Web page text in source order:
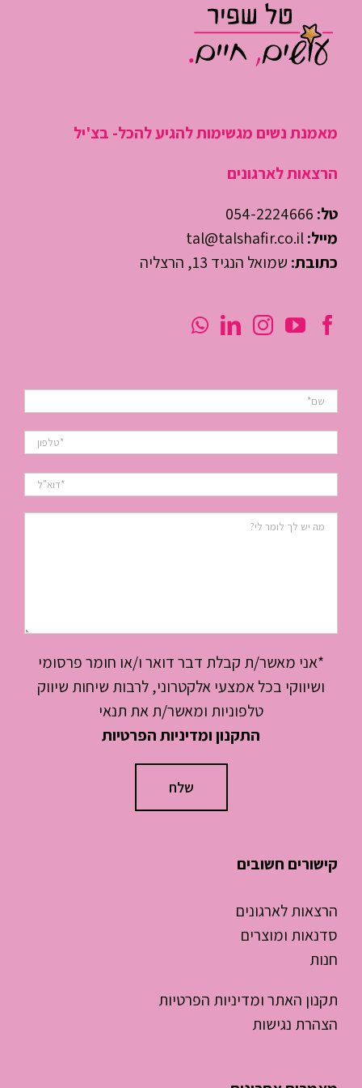
מאמנת נשים מגשימות להגיע להכל- בצ'יל
הרצאות לארגונים
טל: 054-2224666
מייל:tal@talshafir.co.il
כתובת: שמואל הנגיד 13, הרצליה
*אני מאשר/ת קבלת דבר דואר ו/או חומר פרסומי
ושיווקי בכל אמצעי אלקטרוני, לרבות שיחות שיווק
טלפוניות ומאשר/ת את תנאי
התקנון ומדיניות הפרטיות
קישורים חשובים
הרצאות לארגונים
סדנאות ומוצרים
חנות
תקנון האתר ומדיניות הפרטיות
הצהרת נגישות